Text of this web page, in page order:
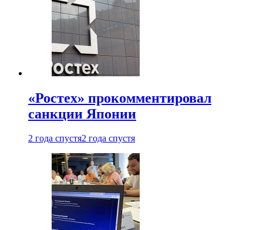
«Ростех» прокомментировал
санкции Японии
2 года спустя2 года спустя